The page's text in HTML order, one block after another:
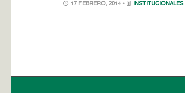
17 FEBRERO, 2014 • INSTITUCIONALES